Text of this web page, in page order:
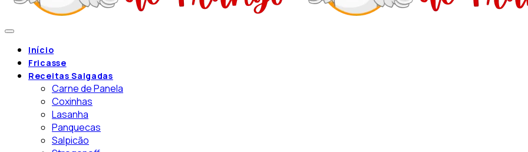
Início
Fricasse
Receitas Salgadas
Carne de Panela
Coxinhas
Lasanha
Panquecas
Salpicão